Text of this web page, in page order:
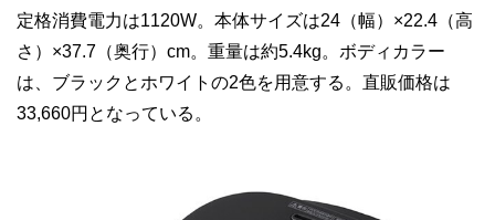
定格消費電力は1120W。本体サイズは24（幅）×22.4（高
さ）×37.7（奥行）cm。重量は約5.4kg。ボディカラー
は、ブラックとホワイトの2色を用意する。直販価格は
33,660円となっている。